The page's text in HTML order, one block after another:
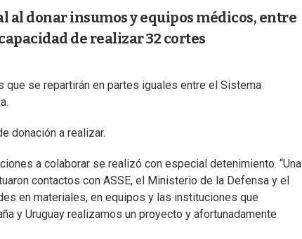
al donar insumos y equipos médicos, entre
de realizar 32 cortes
que se repartirán en partes iguales entre el Sistema
donación a realizar.
a colaborar se realizó con especial detenimiento. “Una
contactos con ASSE, el Ministerio de la Defensa y el
en materiales, en equipos y las instituciones que
y Uruguay realizamos un proyecto y afortunadamente